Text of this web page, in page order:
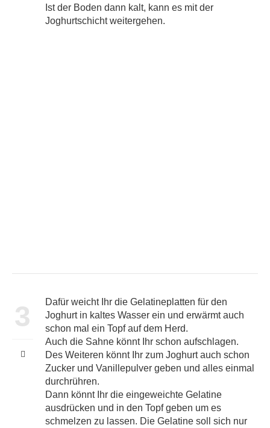
Ist der Boden dann kalt, kann es mit der
Joghurtschicht weitergehen.
3
Dafür weicht Ihr die Gelatineplatten für den
Joghurt in kaltes Wasser ein und erwärmt auch
schon mal ein Topf auf dem Herd.
Auch die Sahne könnt Ihr schon aufschlagen.
Des Weiteren könnt Ihr zum Joghurt auch schon
Zucker und Vanillepulver geben und alles einmal
durchrühren.
Dann könnt Ihr die eingeweichte Gelatine
ausdrücken und in den Topf geben um es
schmelzen zu lassen. Die Gelatine soll sich nur